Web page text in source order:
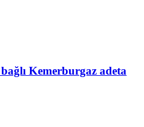
Kemerburgaz adeta